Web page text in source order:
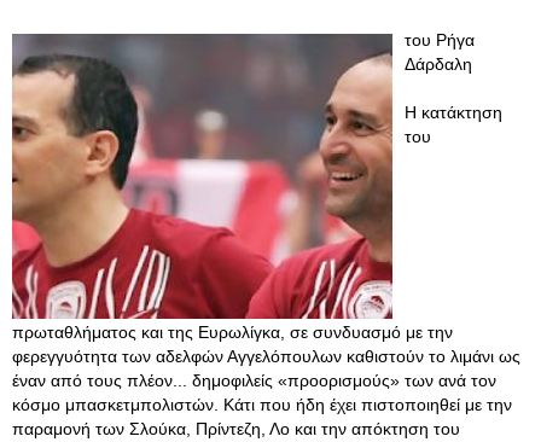
του Ρήγα
Δάρδαλη
Η κατάκτηση
του
πρωταθλήματος και της Ευρωλίγκα, σε συνδυασμό με την
φερεγγυότητα των αδελφών Αγγελόπουλων καθιστούν το λιμάνι ως
έναν από τους πλέον... δημοφιλείς «προορισμούς» των ανά τον
κόσμο μπασκετμπολιστών. Κάτι που ήδη έχει πιστοποιηθεί με την
παραμονή των Σλούκα, Πρίντεζη, Λο και την απόκτηση του